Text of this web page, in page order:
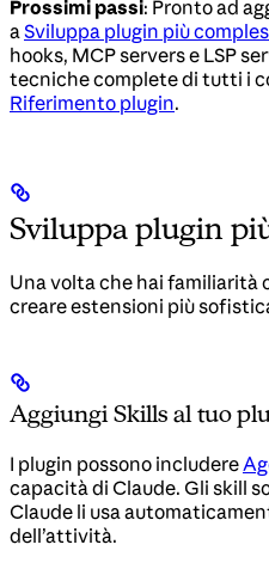
Prossimi passi: Pronto ad
a Sviluppa plugin più
hooks, MCP servers e LSP
tecniche complete di tutti i
Riferimento plugin.
Sviluppa plugin
Una volta che hai familiarità
creare estensioni più
Aggiungi Skills al tuo
I plugin possono includere
capacità di Claude. Gli skill
Claude li usa
dell’attività.